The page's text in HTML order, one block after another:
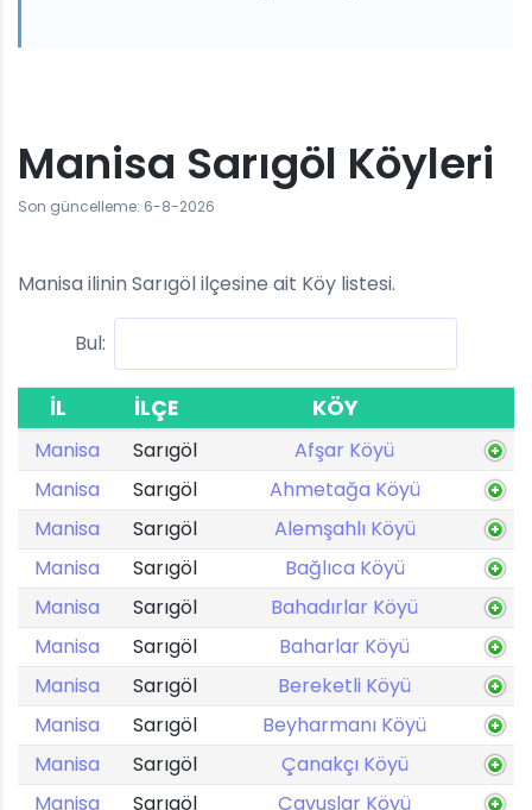
Manisa Sarıgöl Köyleri
Son güncelleme: 6-8-2026
Manisa ilinin Sarıgöl ilçesine ait Köy listesi.
Bul:
İL İLÇE KÖY
Manisa Sarıgöl
Afşar Köyü
Manisa
Sarıgöl
Ahmetağa Köyü
Manisa
Sarıgöl
Alemşahlı Köyü
Manisa
Sarıgöl
Bağlıca Köyü
Manisa
Sarıgöl
Bahadırlar Köyü
Manisa
Sarıgöl
Baharlar Köyü
Manisa
Sarıgöl
Bereketli Köyü
Manisa
Sarıgöl
Beyharmanı Köyü
Manisa
Sarıgöl
Çanakçı Köyü
Manisa
Sarıgöl
Çavuşlar Köyü